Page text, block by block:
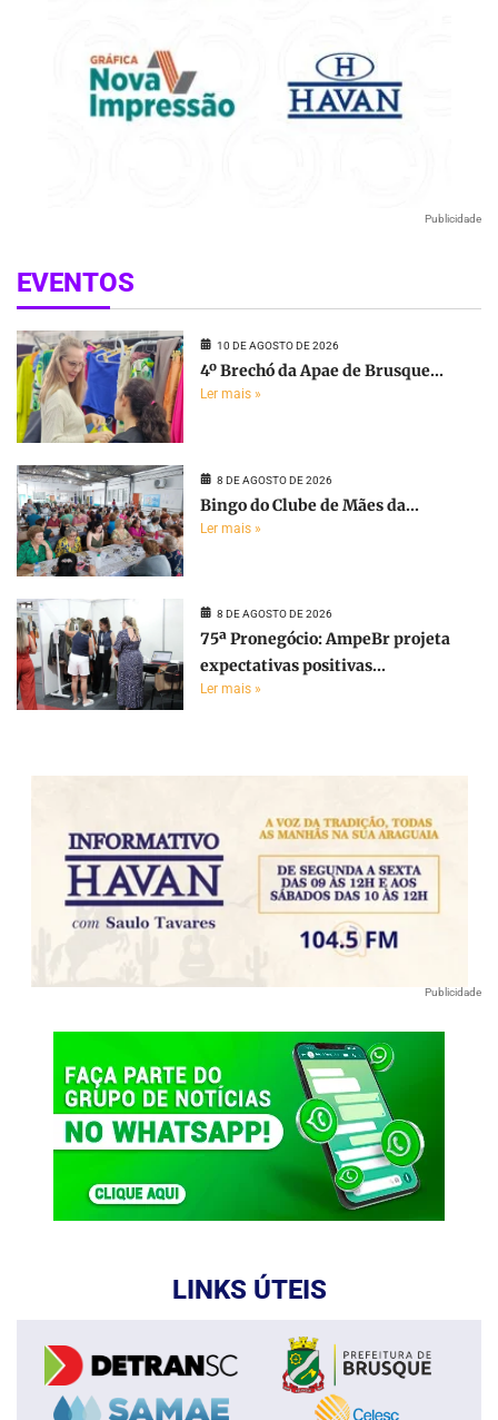
Publicidade
EVENTOS
10 DE AGOSTO DE 2026
4º Brechó da Apae de Brusque...
Ler mais »
8 DE AGOSTO DE 2026
Bingo do Clube de Mães da...
Ler mais »
8 DE AGOSTO DE 2026
75ª Pronegócio: AmpeBr projeta
expectativas positivas...
Ler mais »
Publicidade
LINKS ÚTEIS